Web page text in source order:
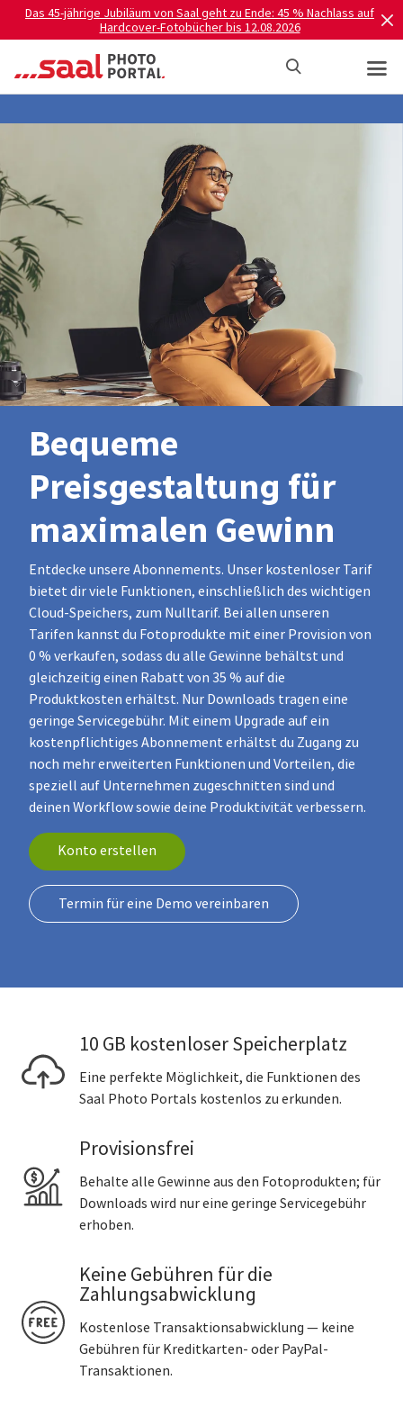
Das 45-jährige Jubiläum von Saal geht zu Ende: 45 % Nachlass auf
Hardcover-Fotobücher bis 12.08.2026
Bequeme
Preisgestaltung für
maximalen Gewinn
Entdecke unsere Abonnements. Unser kostenloser Tarif
bietet dir viele Funktionen, einschließlich des wichtigen
Cloud-Speichers, zum Nulltarif. Bei allen unseren
Tarifen kannst du Fotoprodukte mit einer Provision von
0 % verkaufen, sodass du alle Gewinne behältst und
gleichzeitig einen Rabatt von 35 % auf die
Produktkosten erhältst. Nur Downloads tragen eine
geringe Servicegebühr. Mit einem Upgrade auf ein
kostenpflichtiges Abonnement erhältst du Zugang zu
noch mehr erweiterten Funktionen und Vorteilen, die
speziell auf Unternehmen zugeschnitten sind und
deinen Workflow sowie deine Produktivität verbessern.
Konto erstellen
Termin für eine Demo vereinbaren
10 GB kostenloser Speicherplatz
Eine perfekte Möglichkeit, die Funktionen des
Saal Photo Portals kostenlos zu erkunden.
Provisionsfrei
Behalte alle Gewinne aus den Fotoprodukten; für
Downloads wird nur eine geringe Servicegebühr
erhoben.
Keine Gebühren für die
Zahlungsabwicklung
Kostenlose Transaktionsabwicklung — keine
Gebühren für Kreditkarten- oder PayPal-
Transaktionen.